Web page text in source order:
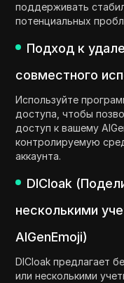
поддерживать
потенциальных
Подход к
совместного
Используйте
доступа, чтобы
доступ к вашему
контролируемую
аккаунта.
DICloak
несколькими
AIGenEmoji)
DICloak предлагает
или несколькими